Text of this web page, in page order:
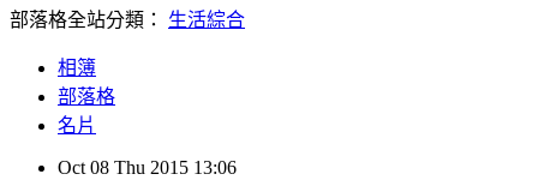
部落格全站分類： 生活綜合
相簿
部落格
名片
Oct 08 Thu 2015 13:06